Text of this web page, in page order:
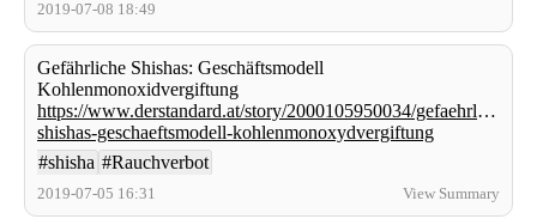
2019-07-08 18:49
Gefährliche Shishas: Geschäftsmodell
Kohlenmonoxidvergiftung
https://www.derstandard.at/story/2000105950034/gefaehrliche-
shishas-geschaeftsmodell-kohlenmonoxydvergiftung
#shisha #Rauchverbot
2019-07-05 16:31 View Summary